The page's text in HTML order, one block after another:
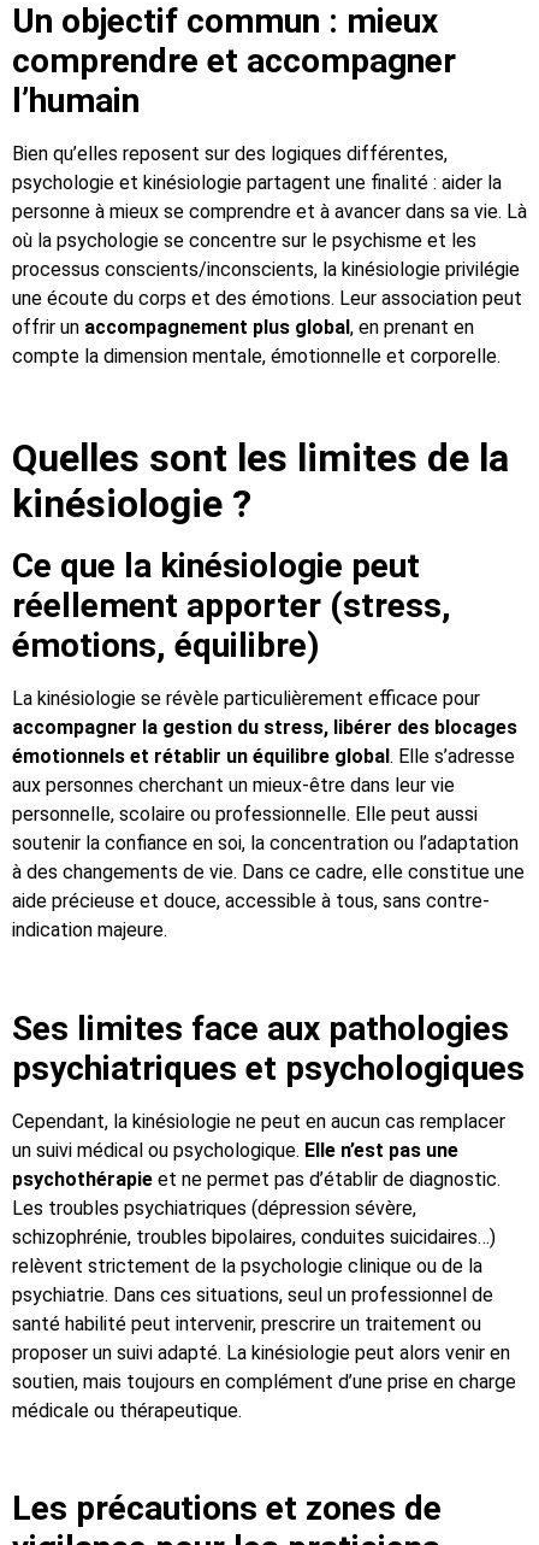
Un objectif commun : mieux
comprendre et accompagner
l’humain
Bien qu’elles reposent sur des logiques différentes,
psychologie et kinésiologie partagent une finalité : aider la
personne à mieux se comprendre et à avancer dans sa vie. Là
où la psychologie se concentre sur le psychisme et les
processus conscients/inconscients, la kinésiologie privilégie
une écoute du corps et des émotions. Leur association peut
offrir un accompagnement plus global, en prenant en
compte la dimension mentale, émotionnelle et corporelle.
Quelles sont les limites de la
kinésiologie ?
Ce que la kinésiologie peut
réellement apporter (stress,
émotions, équilibre)
La kinésiologie se révèle particulièrement efficace pour
accompagner la gestion du stress, libérer des blocages
émotionnels et rétablir un équilibre global. Elle s’adresse
aux personnes cherchant un mieux-être dans leur vie
personnelle, scolaire ou professionnelle. Elle peut aussi
soutenir la confiance en soi, la concentration ou l’adaptation
à des changements de vie. Dans ce cadre, elle constitue une
aide précieuse et douce, accessible à tous, sans contre-
indication majeure.
Ses limites face aux pathologies
psychiatriques et psychologiques
Cependant, la kinésiologie ne peut en aucun cas remplacer
un suivi médical ou psychologique. Elle n’est pas une
psychothérapie et ne permet pas d’établir de diagnostic.
Les troubles psychiatriques (dépression sévère,
schizophrénie, troubles bipolaires, conduites suicidaires…)
relèvent strictement de la psychologie clinique ou de la
psychiatrie. Dans ces situations, seul un professionnel de
santé habilité peut intervenir, prescrire un traitement ou
proposer un suivi adapté. La kinésiologie peut alors venir en
soutien, mais toujours en complément d’une prise en charge
médicale ou thérapeutique.
Les précautions et zones de